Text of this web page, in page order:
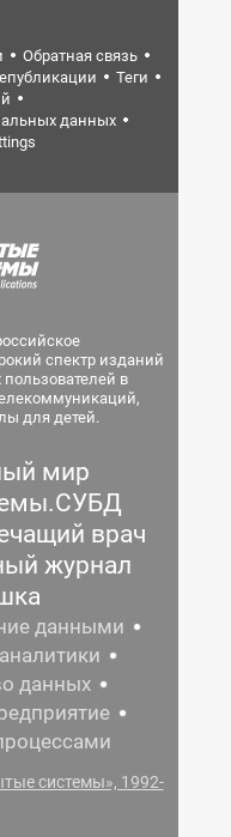
Обратная связь
Теги
данных
спектр изданий
в
для детей.
мир
врач
журнал
данными
данных
системы», 1992-